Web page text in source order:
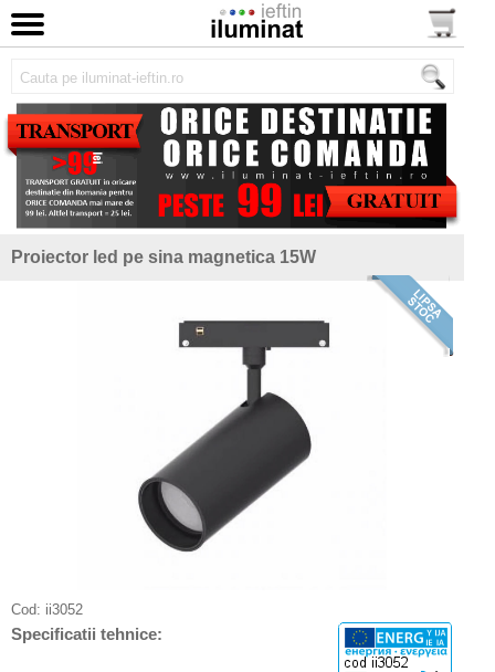
Proiector led pe sina magnetica 15W
Cod: ii3052
Specificatii tehnice: